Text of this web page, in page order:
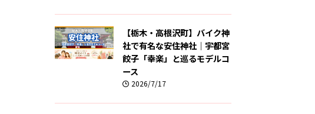
【栃木・高根沢町】バイク神
社で有名な安住神社｜宇都宮
餃子「幸楽」と巡るモデルコ
ース
2026/7/17